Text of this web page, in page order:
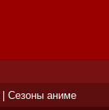
Сезоны аниме